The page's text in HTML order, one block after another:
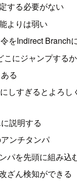
する必要がない
よりは弱い
をIndirect Branch
こにジャンプする
る
しすぎるとよろし
説明する
ンチタンパ
パを先頭に組み込
ざん検知ができる